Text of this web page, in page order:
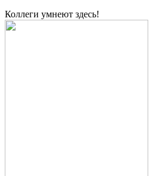
Коллеги умнеют здесь!